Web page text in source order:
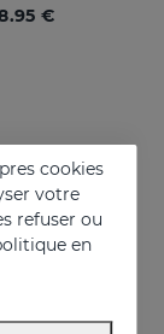
€
cookies
votre
refuser ou
en